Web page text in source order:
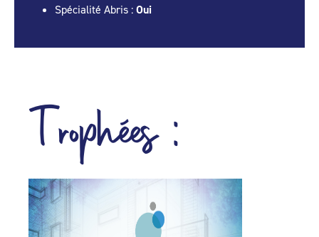
Spécialité Abris : Oui
Trophées :